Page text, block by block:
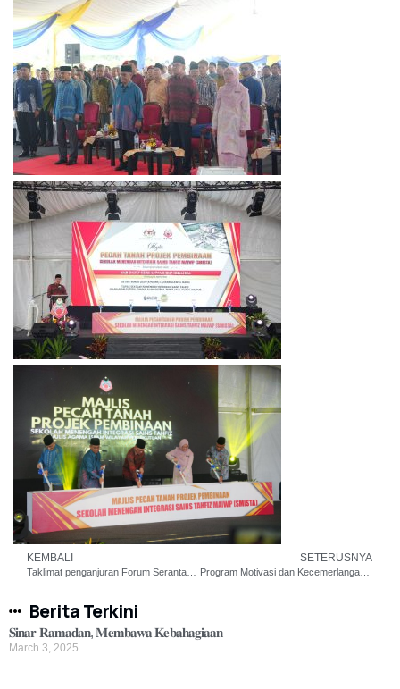
KEMBALI SETERUSNYA
Program Motivasi dan Kecemerlangan Murid di Sekolah Kebangsaan Telkong, Kuala Krai, Kelantan
Berita Terkini
𝐒𝐢𝐧𝐚𝐫 𝐑𝐚𝐦𝐚𝐝𝐚𝐧, 𝐌𝐞𝐦𝐛𝐚𝐰𝐚 𝐊𝐞𝐛𝐚𝐡𝐚𝐠𝐢𝐚𝐚𝐧
March 3, 2025